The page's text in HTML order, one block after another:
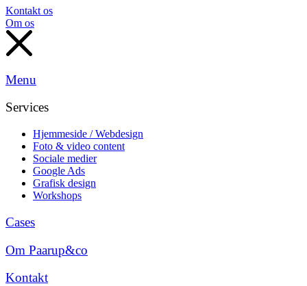
Kontakt os
Om os
Menu
Services
Hjemmeside / Webdesign
Foto & video content
Sociale medier
Google Ads
Grafisk design
Workshops
Cases
Om Paarup&co
Kontakt